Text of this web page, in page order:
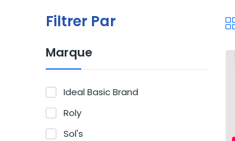
Filtrer Par
Marque
Ideal Basic Brand
Roly
Sol's